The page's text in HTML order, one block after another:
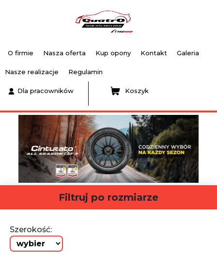
O firmie Nasza oferta Kup opony Kontakt Galeria
Nasze realizacje Regulamin
Dla pracowników Koszyk
Filtruj po rozmiarze
Szerokość: